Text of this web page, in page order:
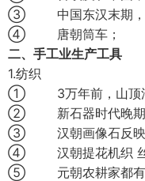
③ 中国东汉末期，出
④ 唐朝筒车；
二、手工业生产工具
1.纺织
① 3万年前，山顶洞
② 新石器时代晚期，
③ 汉朝画像石反映
④ 汉朝提花机织 丝
⑤ 元朝农耕家都有